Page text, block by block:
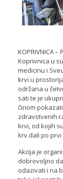
KOPRIVNICA
Koprivnica u
medicinu i
krvi u
održana u
sati te je
činom
zdravstvenih
krvi, od kojih
krv dali po prvi
Akcija je
dobrovoljno
odazivati i na